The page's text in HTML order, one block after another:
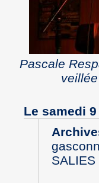
Pascale
Le samedi
SALIES